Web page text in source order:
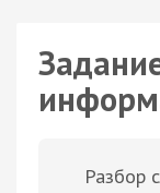
Разбор